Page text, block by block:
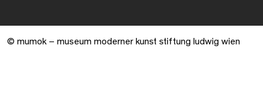
© mumok – museum moderner kunst stiftung ludwig wien